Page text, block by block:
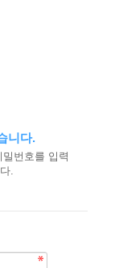
니다.
번호를 입력
.